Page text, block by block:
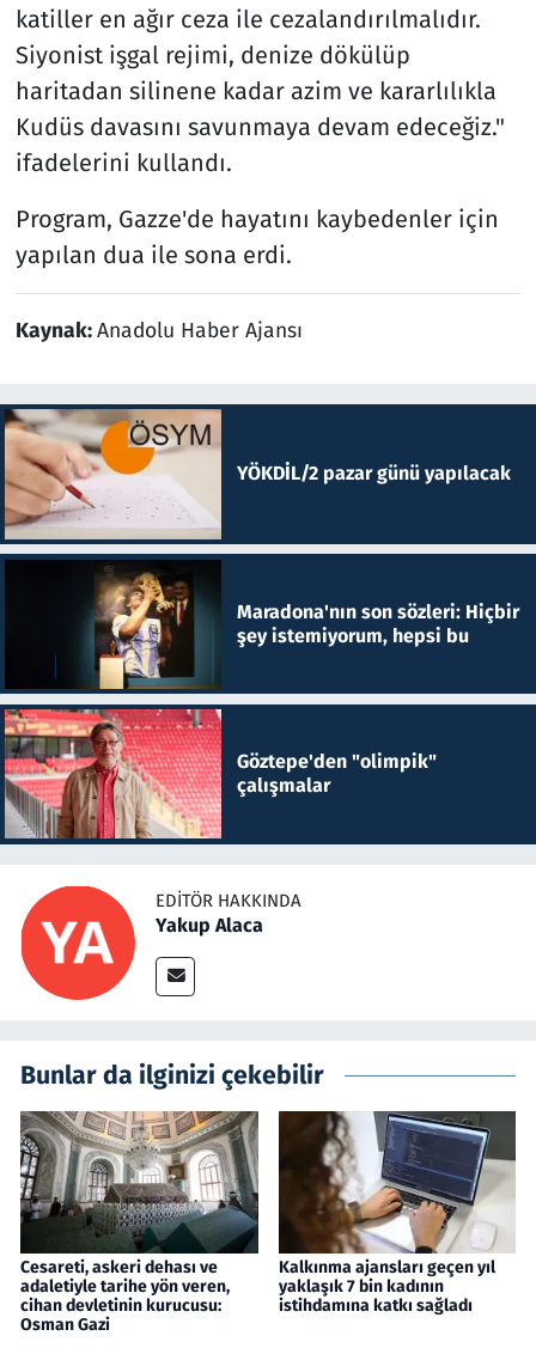
katiller en ağır ceza ile cezalandırılmalıdır.
Siyonist işgal rejimi, denize dökülüp
haritadan silinene kadar azim ve kararlılıkla
Kudüs davasını savunmaya devam edeceğiz."
ifadelerini kullandı.
Program, Gazze'de hayatını kaybedenler için
yapılan dua ile sona erdi.
Kaynak:Anadolu Haber Ajansı
YÖKDİL/2 pazar günü yapılacak
Maradona'nın son sözleri: Hiçbir
şey istemiyorum, hepsi bu
Göztepe'den "olimpik"
çalışmalar
EDITÖR HAKKINDA
Yakup Alaca
Bunlar da ilginizi çekebilir
Cesareti, askeri dehası ve
adaletiyle tarihe yön veren,
cihan devletinin kurucusu:
Osman Gazi
Kalkınma ajansları geçen yıl
yaklaşık 7 bin kadının
istihdamına katkı sağladı